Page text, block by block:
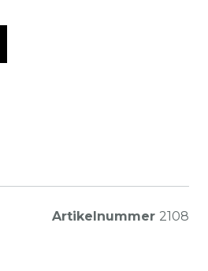
Artikelnummer 2108